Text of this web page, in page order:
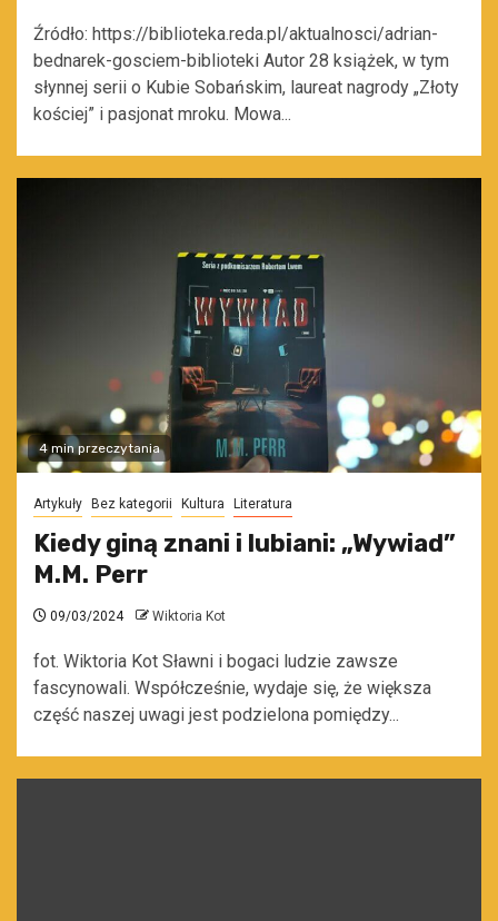
Źródło: https://biblioteka.reda.pl/aktualnosci/adrian-
bednarek-gosciem-biblioteki Autor 28 książek, w tym
słynnej serii o Kubie Sobańskim, laureat nagrody „Złoty
kościej” i pasjonat mroku. Mowa...
4 min przeczytania
Artykuły Bez kategorii Kultura Literatura
Kiedy giną znani i lubiani: „Wywiad”
M.M. Perr
09/03/2024 Wiktoria Kot
fot. Wiktoria Kot Sławni i bogaci ludzie zawsze
fascynowali. Współcześnie, wydaje się, że większa
część naszej uwagi jest podzielona pomiędzy...